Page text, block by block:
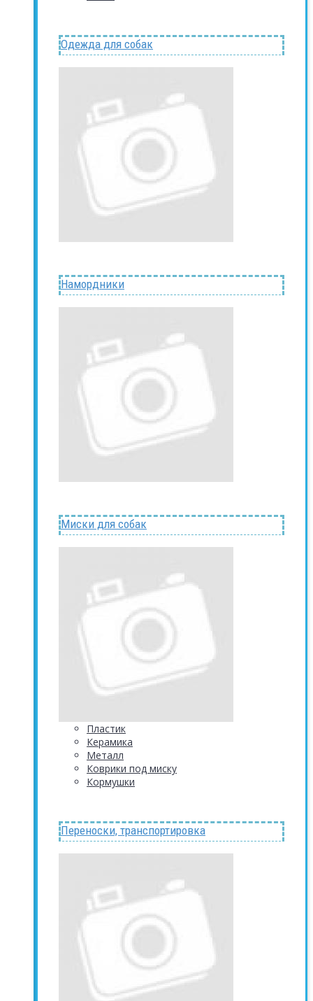
Одежда для собак
Намордники
Миски для собак
Пластик
Керамика
Металл
Коврики под миску
Кормушки
Переноски, транспортировка